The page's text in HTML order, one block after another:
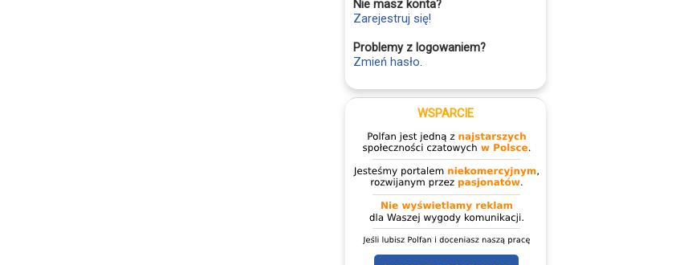
Nie masz konta?
Zarejestruj się!
Problemy z logowaniem?
Zmień hasło.
WSPARCIE